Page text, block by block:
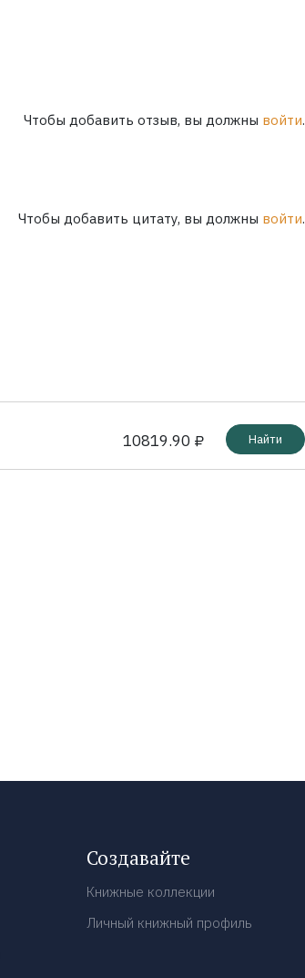
Чтобы добавить отзыв, вы должны войти.
Чтобы добавить цитату, вы должны войти.
10819.90 ₽ Найти
Создавайте
Книжные коллекции
Личный книжный профиль